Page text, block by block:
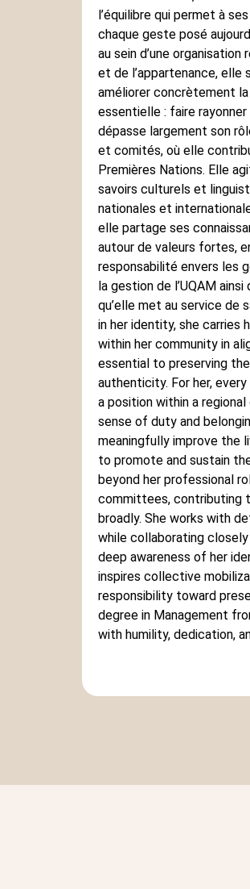
l’équilibre qui permet à
chaque geste posé
au sein d’une
et de l’appartenance,
améliorer concrètement la
essentielle : faire
dépasse largement son
et comités, où elle
Premières Nations. Elle
savoirs culturels et
nationales et
elle partage ses
autour de valeurs fortes,
responsabilité envers les
la gestion de l’UQAM
qu’elle met au service de
in her identity, she carries
within her community in
essential to preserving
authenticity. For her,
a position within a
sense of duty and
meaningfully improve the
to promote and sustain
beyond her professional
committees, contributing
broadly. She works with
while collaborating closely
deep awareness of her
inspires collective
responsibility toward
degree in Management
with humility, dedication,